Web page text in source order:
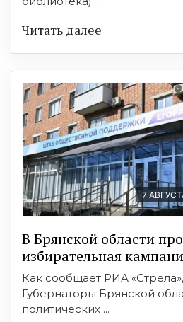
Читать далее
7
В Брянской области
избирательная
Как сообщает РИА
Губернаторы Брянской
политических ...